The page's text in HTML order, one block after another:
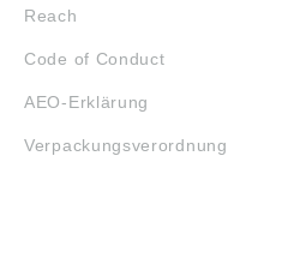
Reach
Code of Conduct
AEO-Erklärung
Verpackungsverordnung